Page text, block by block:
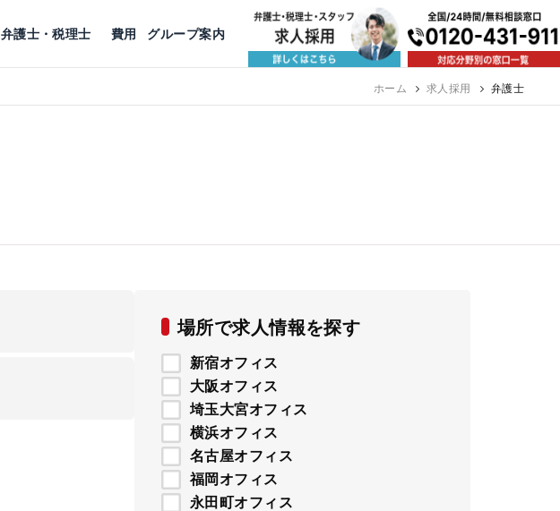
公益活動
京都 神戸 福岡
弁護士・税理士 費用 グループ案内
場所で求人情報を探す
新宿オフィス
大阪オフィス
埼玉大宮オフィス
横浜オフィス
名古屋オフィス
福岡オフィス
永田町オフィス
ホーム 求人採用 弁護士